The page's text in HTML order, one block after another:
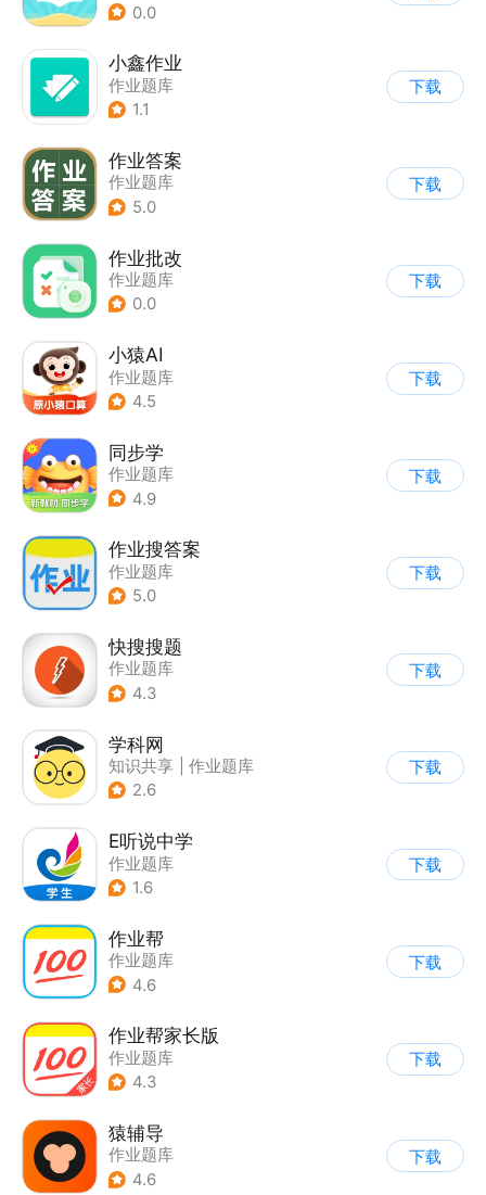
0.0
小鑫作业
作业题库
1.1
下载
作业答案
作业题库
5.0
下载
作业批改
作业题库
0.0
下载
小猿AI
作业题库
4.5
下载
同步学
作业题库
4.9
下载
作业搜答案
作业题库
5.0
下载
快搜搜题
作业题库
4.3
下载
学科网
知识共享
作业题库
2.6
下载
E听说中学
作业题库
1.6
下载
作业帮
作业题库
4.6
下载
作业帮家长版
作业题库
4.3
下载
猿辅导
作业题库
4.6
下载